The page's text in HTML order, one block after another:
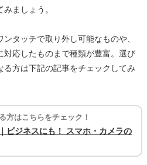
ましょう。
タッチで取り外し可能なものや、
対応したものまで種類が豊富。選び
方は下記の記事をチェックしてみ
方はこちらをチェック！
ビジネスにも！ スマホ・カメラの